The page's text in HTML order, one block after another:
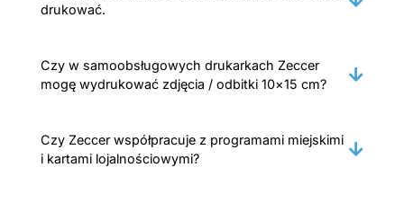
drukować.
Czy w samoobsługowych drukarkach Zeccer
mogę wydrukować zdjęcia / odbitki 10×15 cm?
Czy Zeccer współpracuje z programami miejskimi
i kartami lojalnościowymi?